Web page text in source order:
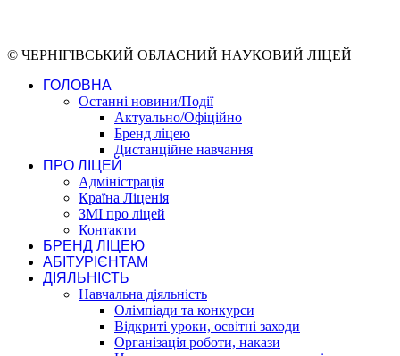
© ЧЕРНІГІВСЬКИЙ ОБЛАСНИЙ НАУКОВИЙ ЛІЦЕЙ
ГОЛОВНА
Останні новини/Події
Актуально/Офіційно
Бренд ліцею
Дистанційне навчання
ПРО ЛІЦЕЙ
Адміністрація
Країна Ліценія
ЗМІ про ліцей
Контакти
БРЕНД ЛІЦЕЮ
АБІТУРІЄНТАМ
ДІЯЛЬНІСТЬ
Навчальна діяльність
Олімпіади та конкурси
Відкриті уроки, освітні заходи
Організація роботи, накази